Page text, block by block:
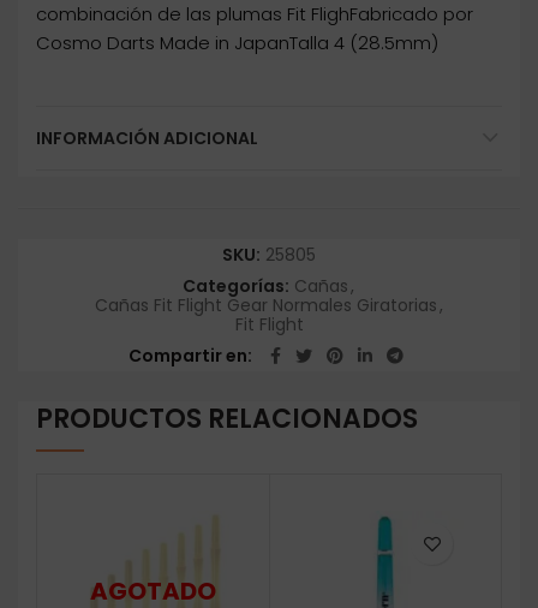
combinación de las plumas Fit FlighFabricado por
Cosmo Darts Made in JapanTalla 4 (28.5mm)
INFORMACIÓN ADICIONAL
SKU: 25805
Categorías: Cañas,
Cañas Fit Flight Gear Normales Giratorias,
Fit Flight
Compartir en
PRODUCTOS RELACIONADOS